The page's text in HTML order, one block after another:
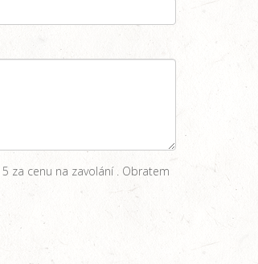
za cenu na zavolání . Obratem